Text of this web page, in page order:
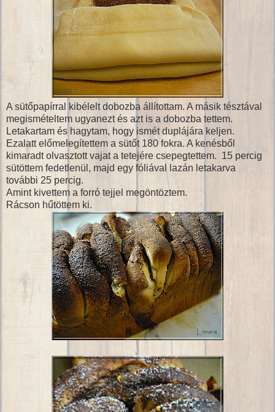
A sütőpapírral kibélelt dobozba állítottam. A másik tésztával
megismételtem ugyanezt és azt is a dobozba tettem.
Letakartam és hagytam, hogy ismét duplájára keljen.
Ezalatt előmelegítettem a sütőt 180 fokra. A kenésből
kimaradt olvasztott vajat a tetejére csepegtettem. 15 percig
sütöttem fedetlenül, majd egy fóliával lazán letakarva
további 25 percig.
Amint kivettem a forró tejjel megöntöztem.
Rácson hűtöttem ki.